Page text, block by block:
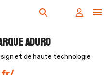

search
ADURO
et de haute technologie